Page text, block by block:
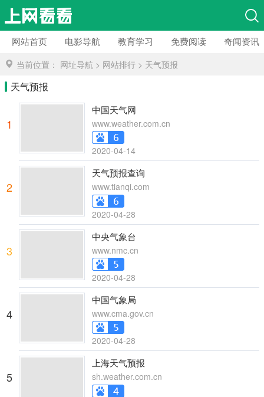
网站首页 电影导航 教育学习 免费阅读 奇闻资讯
当前位置： 网址导航 > 网站排行 > 天气预报
天气预报
1
中国天气网
www.weather.com.cn
2020-04-14
2
天气预报查询
www.tianqi.com
2020-04-28
3
中央气象台
www.nmc.cn
2020-04-28
4
中国气象局
www.cma.gov.cn
2020-04-28
5
上海天气预报
sh.weather.com.cn